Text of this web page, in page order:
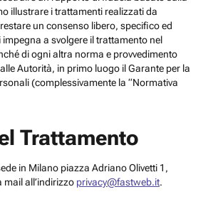
illustrare i trattamenti realizzati da
un consenso libero, specifico ed
a svolgere il trattamento nel
di ogni altra norma e provvedimento
Autorità, in primo luogo il Garante per la
(complessivamente la “Normativa
Trattamento
in Milano piazza Adriano Olivetti 1,
all’indirizzo privacy@fastweb.it.